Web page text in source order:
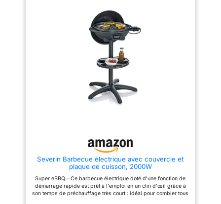
le lave-vaisselle RÉPARABILITÉ
DE 15 ANS AU JUSTE PRIX:
Nous recommandons de faire
réparer votre produit dans notre
afin de prolonger sa durée de
ce barbecue de table est idéal
pour un repas convivial entre
amis ou en famille. Le bac à eau
odeurs en plus de récupérer les
en inox est protégée par un
pare-vent amovible de 8 cm.
thermostat réglable, cuisson
SafeTouch, pare-vent amovible
de 8 cm, PG 8565 Qualité
Les produits SEVERIN sont
performants par leur
conception, leur facilité
Severin Barbecue électrique avec couvercle et
plaque de cuisson, 2000W
Super eBBQ – Ce barbecue électrique doté d'une fonction de
démarrage rapide est prêt à l'emploi en un clin d'œil grâce à
son temps de préchauffage très court : idéal pour combler tous